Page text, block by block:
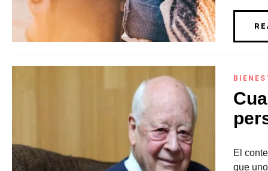
El
que